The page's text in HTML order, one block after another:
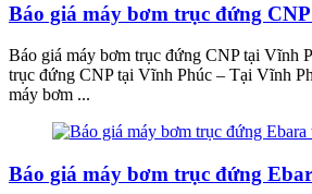
Báo giá máy bơm trục đứng
Báo giá máy bơm trục đứng CNP tại Vĩnh
trục đứng CNP tại Vĩnh Phúc – Tại Vĩnh
máy bơm ...
Báo giá máy bơm trục đứng